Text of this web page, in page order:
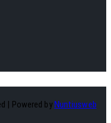
| Powered by Nuntiusweb